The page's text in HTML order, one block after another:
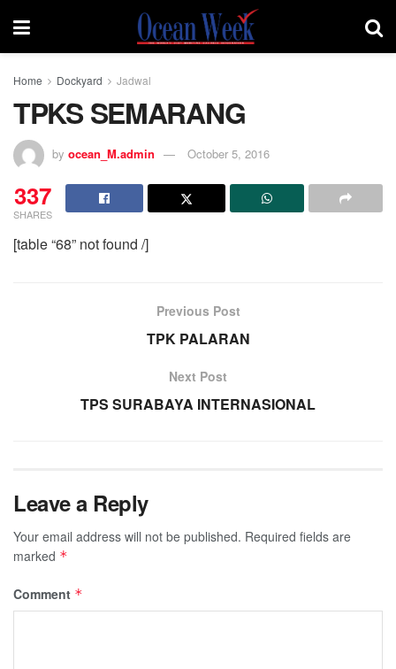
Home Dockyard Jadwal
TPKS SEMARANG
by ocean_M.admin October 5, 2016
337
SHARES
[table “68” not found /]
Previous Post
TPK PALARAN
Next Post
TPS SURABAYA INTERNASIONAL
Leave a Reply
Your email address will not be published. Required fields are
marked *
Comment *